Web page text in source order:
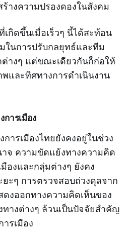
างความปรองดองในสังคม
กิดขึ้นเมื่อเร็วๆ นี้ได้สะท้อน
ในการปรับกลยุทธ์และทีม
างๆ แต่ขณะเดียวกันก็ก่อให้
พและทิศทางการดำเนินงาน
ารเมือง
ารเมืองไทยยังคงอยู่ในช่วง
จ ความขัดแย้งทางความคิด
องและกลุ่มต่างๆ ยังคง
ยะๆ การตรวจสอบถ่วงดุลจาก
งออกทางความคิดเห็นของ
างต่างๆ ล้วนเป็นปัจจัยสำคัญ
รเมือง